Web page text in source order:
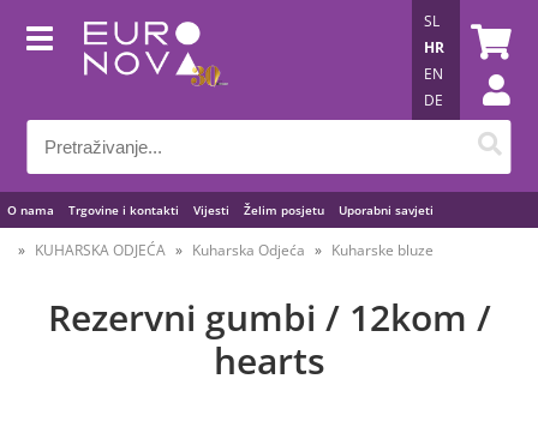
O nama Trgovine i kontakti Vijesti Želim posjetu Uporabni savjeti
SL
HR
EN
DE
KUHARSKA ODJEĆA Kuharska Odjeća Kuharske bluze
Rezervni gumbi / 12kom /
hearts